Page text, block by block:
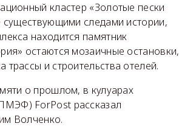
кластер «Золотые пески
существующими следами истории,
находится памятник
остаются мозаичные остановки,
и строительства отелей.
о прошлом, в кулуарах
ForPost рассказал
Волченко.